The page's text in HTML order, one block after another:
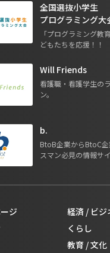
全国選抜小学生
プログラミング大
「プログラミング教
どもたちを応援！！
Will Friends
看護職・看護学生の
ン。
b.
BtoB企業からBtoC
スマン必見の情報サ
ジ
経済 / ビジ
くらし
教育 / 文化